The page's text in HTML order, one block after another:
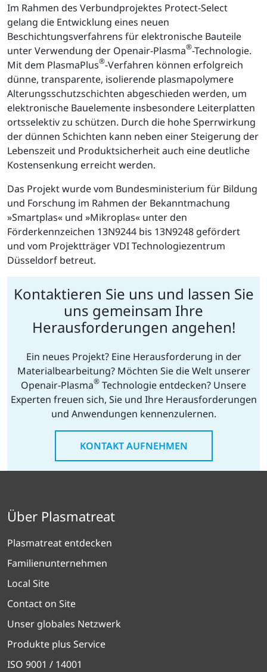
Im Rahmen des Verbundprojektes Protect-Select
gelang die Entwicklung eines neuen
Beschichtungsverfahrens für elektronische Bauteile
unter Verwendung der Openair-Plasma®-Technologie.
Mit dem PlasmaPlus®-Verfahren können erfolgreich
dünne, transparente, isolierende plasmapolymere
Alterungsschutzschichten abgeschieden werden, um
elektronische Bauelemente insbesondere Leiterplatten
ortsselektiv zu schützen. Durch die hohe Sperrwirkung
der dünnen Schichten kann neben einer Steigerung der
Lebenszeit und Produktsicherheit auch eine deutliche
Kostensenkung erreicht werden.
Das Projekt wurde vom Bundesministerium für Bildung
und Forschung im Rahmen der Bekanntmachung
»Smartplas« und »Mikroplas« unter den
Förderkennzeichen 13N9244 bis 13N9248 gefördert
und vom Projektträger VDI Technologiezentrum
Düsseldorf betreut.
Kontaktieren Sie uns und lassen Sie
uns gemeinsam Ihre
Herausforderungen angehen!
Ein neues Projekt? Eine Herausforderung in der
Materialbearbeitung? Möchten Sie die Welt unserer
Openair-Plasma® Technologie entdecken? Unsere
Experten freuen sich, Sie und Ihre Herausforderungen
und Anwendungen kennenzulernen.
KONTAKT AUFNEHMEN
Über Plasmatreat
Plasmatreat entdecken
Familienunternehmen
Local Site
Contact on Site
Unser globales Netzwerk
Produkte plus Service
ISO 9001 / 14001